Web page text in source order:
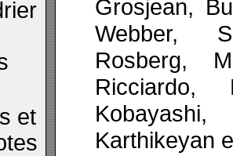
et
Grosjean,
Webber,
Rosberg,
Ricciardo,
Karthikeyan